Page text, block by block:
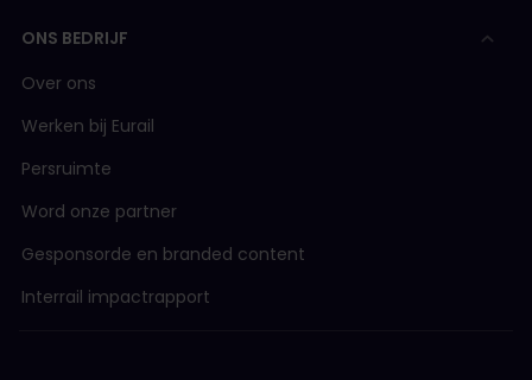
ONS BEDRIJF
Over ons
Werken bij Eurail
Persruimte
Word onze partner
Gesponsorde en branded content
Interrail impactrapport